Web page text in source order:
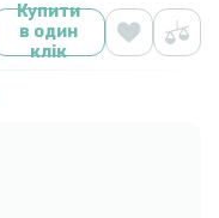
Купити
в один
клік